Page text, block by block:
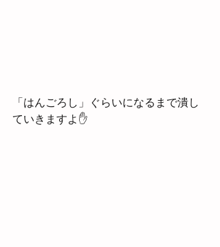
「はんごろし」ぐらいになるまで潰し
ていきますよ✋